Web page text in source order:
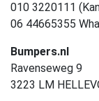
010 3220111
06 44665355
Bumpers.nl
Ravenseweg 9
3223 LM